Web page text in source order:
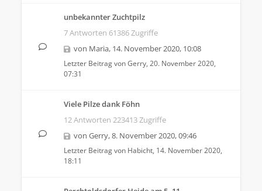
unbekannter Zuchtpilz
7 Antworten 61386 Zugriffe
von Maria, 14. November 2020, 10:08
Letzter Beitrag vonGerry, 20. November 2020,
07:31
Viele Pilze dank Föhn
12 Antworten 223413 Zugriffe
von Gerry,8. November 2020, 09:46
Letzter Beitrag von Habicht, 14. November 2020,
18:11